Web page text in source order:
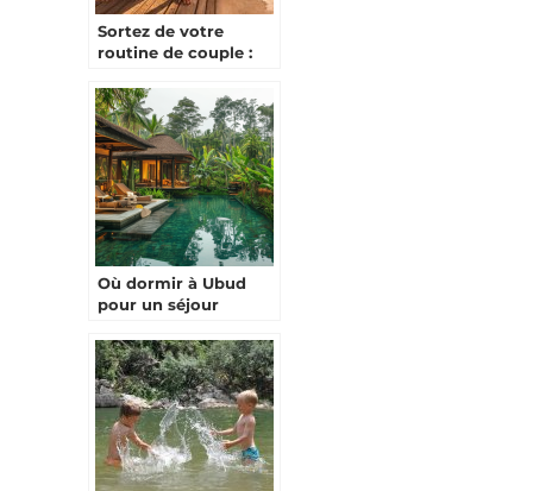
Sortez de votre
routine de couple :
romantique pour
vous reconnecter !
Où dormir à Ubud
pour un séjour